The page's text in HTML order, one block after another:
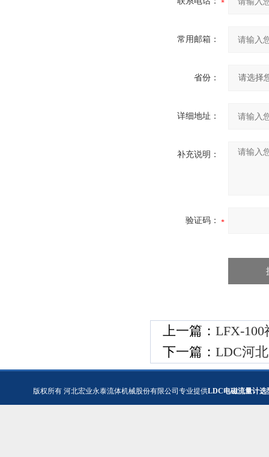
常用邮箱：
省份：
详细地址：
补充说明：
验证码：
上一篇： LFX-
下一篇： LDC河
版权所有 河北宏业永泰流体机械股份有限公司专业提供LDC电磁流量计选